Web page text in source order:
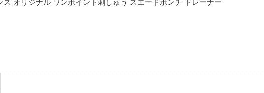
オリジナル ワンポイント刺しゅう スエードポンチ トレーナー